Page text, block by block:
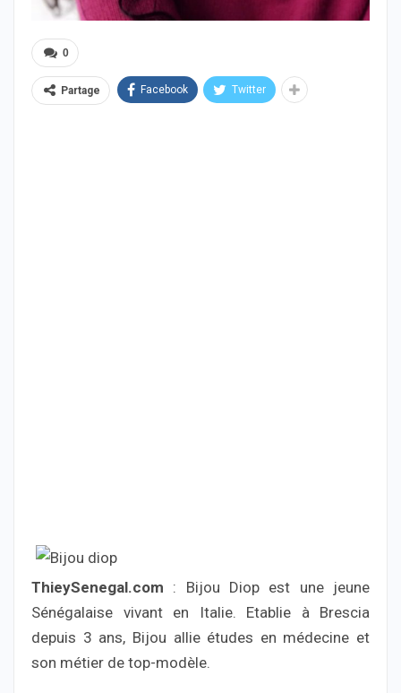
0
Partage Facebook Twitter
ThieySenegal.com : Bijou Diop est une jeune
Sénégalaise vivant en Italie. Etablie à Brescia
depuis 3 ans, Bijou allie études en médecine et
son métier de top-modèle.